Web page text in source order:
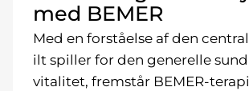
med BEMER
Med en forståelse af den
ilt spiller for den generelle
vitalitet, fremstår BEMER-